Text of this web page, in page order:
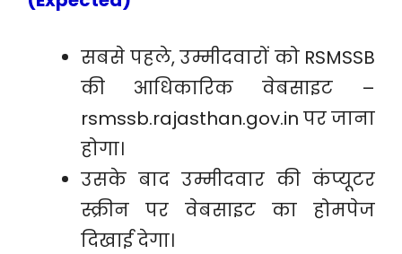
सबसे पहले, उम्मीदवारों को RSMSSB
की आधिकारिक वेबसाइट –
rsmssb.rajasthan.gov.in पर जाना
होगा।
उसके बाद उम्मीदवार की कंप्यूटर
स्क्रीन पर वेबसाइट का होमपेज
दिखाई देगा।